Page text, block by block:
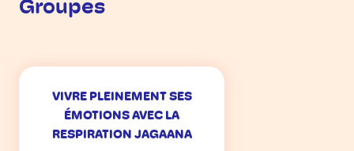
Groupes
VIVRE PLEINEMENT SES
ÉMOTIONS AVEC LA
RESPIRATION JAGAANA